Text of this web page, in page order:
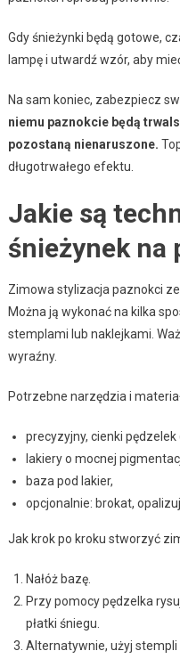
Gdy śnieżynki będą gotowe,
lampę i utwardź wzór, aby
Na sam koniec, zabezpiecz
niemu paznokcie będą
pozostaną nienaruszone.
długotrwałego efektu.
Jakie są
śnieżynek na
Zimowa stylizacja paznokci
Można ją wykonać na kilka
stemplami lub naklejkami.
wyraźny.
Potrzebne narzędzia i
precyzyjny, cienki
lakiery o mocnej
baza pod lakier,
opcjonalnie: brokat,
Jak krok po kroku stworzyć
Nałóż bazę.
Przy pomocy pędzelka
płatki śniegu.
Alternatywnie, użyj stempli